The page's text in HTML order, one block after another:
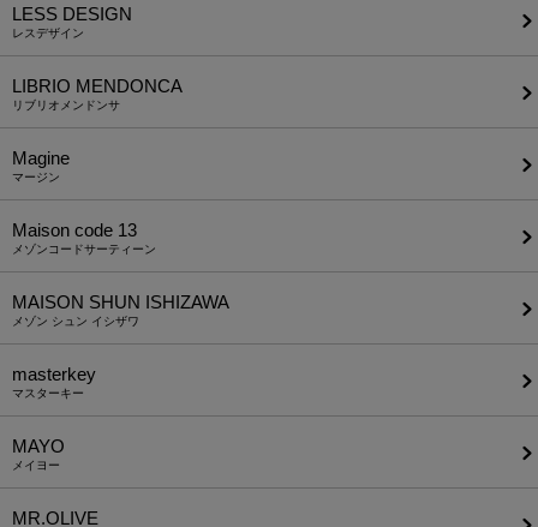
LESS DESIGN
レスデザイン
LIBRIO MENDONCA
リブリオメンドンサ
Magine
マージン
Maison code 13
メゾンコードサーティーン
MAISON SHUN ISHIZAWA
メゾン シュン イシザワ
masterkey
マスターキー
MAYO
メイヨー
MR.OLIVE